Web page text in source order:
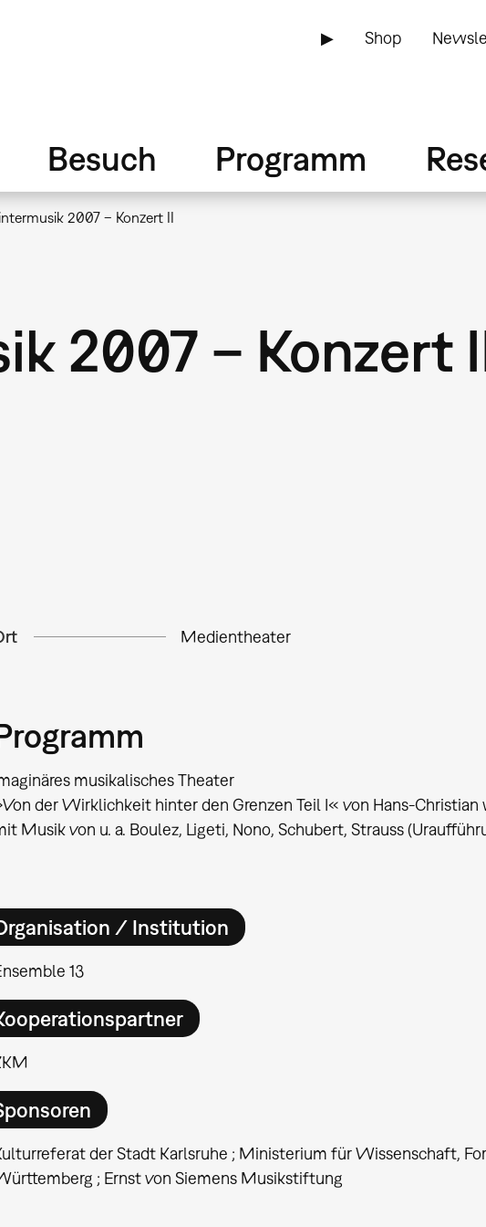
▶ Shop
Besuch Programm
2007 – Konzert II
2007 – Konzert
Medientheater
musikalisches Theater
der Wirklichkeit hinter den Grenzen Teil I« von Hans-
Musik von u. a. Boulez, Ligeti, Nono, Schubert, Strauss
/ Institution
13
der Stadt Karlsruhe ; Ministerium für Wissenschaft,
; Ernst von Siemens Musikstiftung